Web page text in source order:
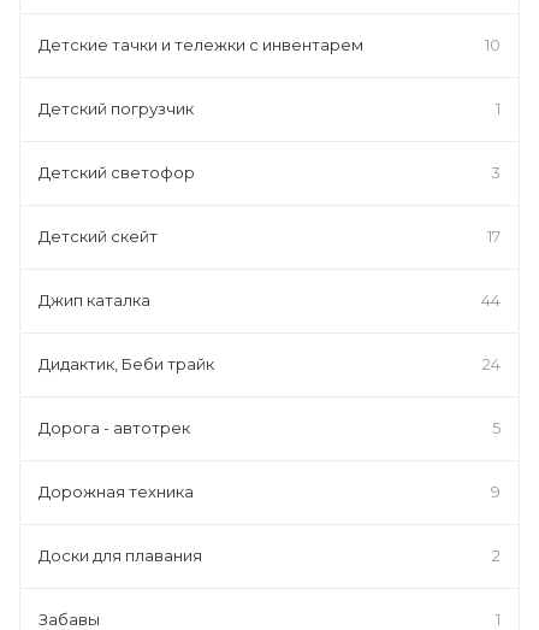
Детские тачки и тележки с инвентарем 10
Детский погрузчик 1
Детский светофор 3
Детский скейт 17
Джип каталка 44
Дидактик, Беби трайк 24
Дорога - автотрек 5
Дорожная техника 9
Доски для плавания 2
Забавы 1